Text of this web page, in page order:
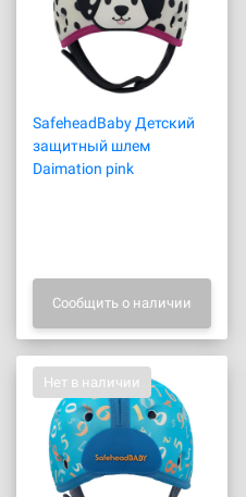
SafeheadBaby Детский
защитный шлем
Daimation pink
Сообщить о наличии
Нет в наличии